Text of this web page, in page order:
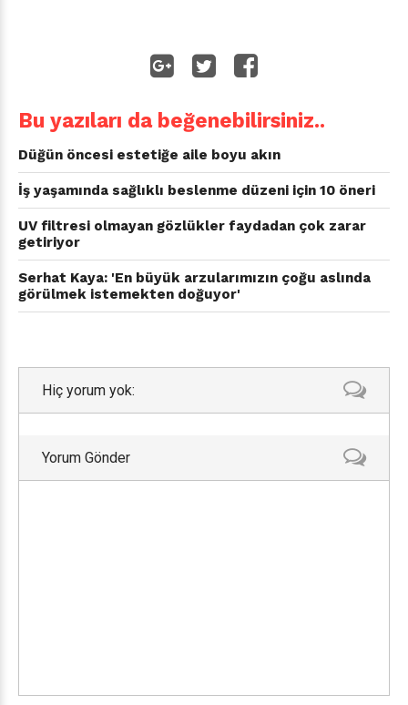
Bu yazıları da beğenebilirsiniz..
Düğün öncesi estetiğe aile boyu akın
İş yaşamında sağlıklı beslenme düzeni için 10 öneri
UV filtresi olmayan gözlükler faydadan çok zarar
getiriyor
Serhat Kaya: 'En büyük arzularımızın çoğu aslında
görülmek istemekten doğuyor'
Hiç yorum yok:
Yorum Gönder